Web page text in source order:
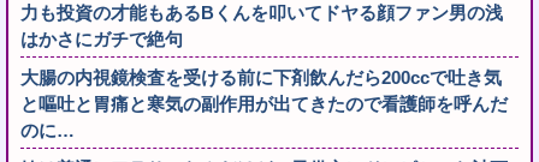
力も投資の才能もあるBくんを叩いてドヤる顔ファン男の浅
はかさにガチで絶句
大腸の内視鏡検査を受ける前に下剤飲んだら200ccで吐き気
と嘔吐と胃痛と寒気の副作用が出てきたので看護師を呼んだ
のに…